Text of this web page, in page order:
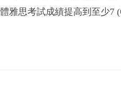
雅思考試成績提高到至少7